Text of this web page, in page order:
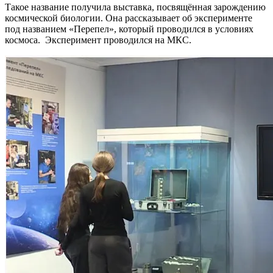
Такое название получила выставка, посвящённая зарождению
космической биологии. Она рассказывает об эксперименте
под названием «Перепел», который проводился в условиях
космоса. Эксперимент проводился на МКС.